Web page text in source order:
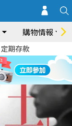
購物情報
定期存款